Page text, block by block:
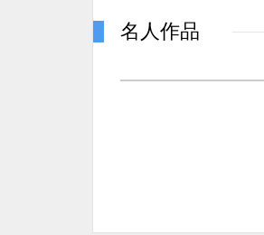
名人作品